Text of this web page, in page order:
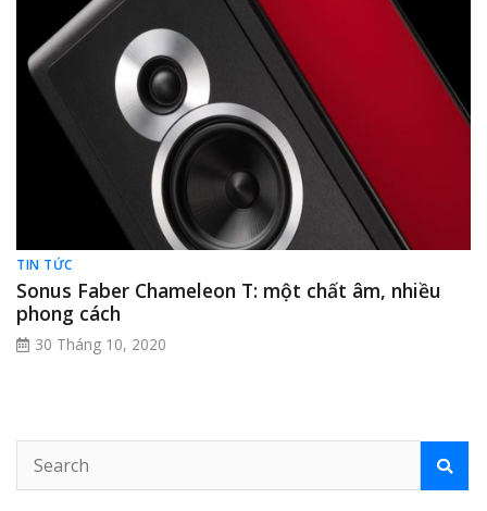
TIN TỨC
Sonus Faber Chameleon T: một chất âm, nhiều
phong cách
30 Tháng 10, 2020